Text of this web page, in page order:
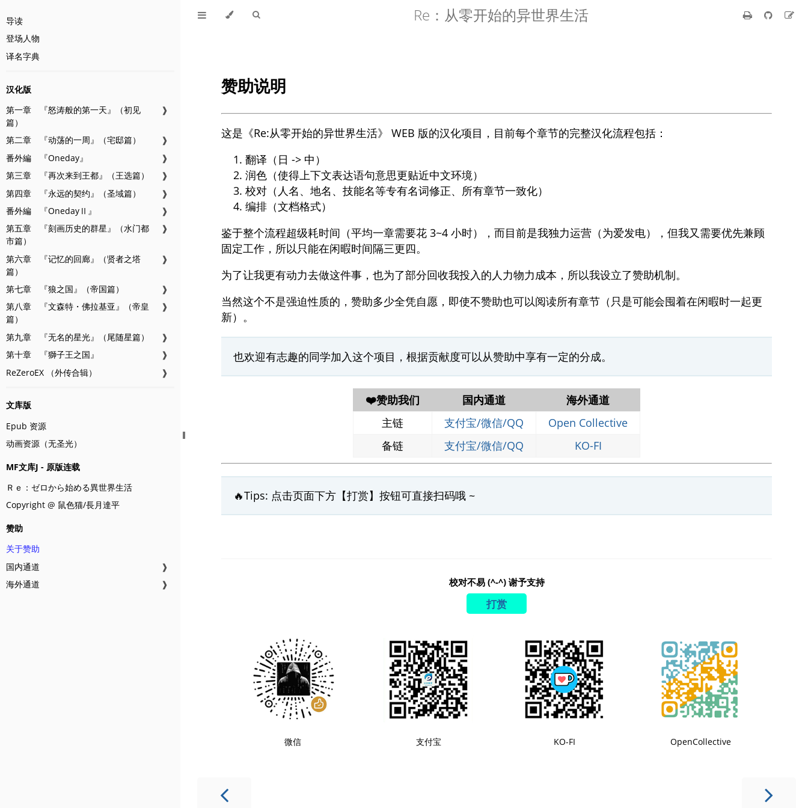
导读
登场人物
译名字典
汉化版
第一章 『怒涛般的第一天』（初见
篇）
❱
第二章 『动荡的一周』（宅邸篇）
❱
番外編 『Oneday』
❱
第三章 『再次来到王都』（王选篇）
❱
第四章 『永远的契约』（圣域篇）
❱
番外編 『OnedayⅡ』
❱
第五章 『刻画历史的群星』（水门都
市篇）
❱
第六章 『记忆的回廊』（贤者之塔
篇）
❱
第七章 『狼之国』（帝国篇）
❱
第八章 『文森特・佛拉基亚』（帝皇
篇）
❱
第九章 『无名的星光』（尾随星篇）
❱
第十章 『獅子王之国』
❱
ReZeroEX （外传合辑）
❱
文库版
Epub 资源
动画资源（无圣光）
MF文库J - 原版连载
Ｒｅ：ゼロから始める異世界生活
Copyright @ 鼠色猫/長月達平
赞助
关于赞助
国内通道
❱
海外通道
❱
Re：从零开始的异世界生活
赞助说明
这是《Re:从零开始的异世界生活》 WEB 版的汉化项目，目前每个章节的完整汉化流程包括：
翻译（日 -> 中）
润色（使得上下文表达语句意思更贴近中文环境）
校对（人名、地名、技能名等专有名词修正、所有章节一致化）
编排（文档格式）
鉴于整个流程超级耗时间（平均一章需要花 3~4 小时），而目前是我独力运营（为爱发电），但我又需要优先兼顾
固定工作，所以只能在闲暇时间隔三更四。
为了让我更有动力去做这件事，也为了部分回收我投入的人力物力成本，所以我设立了赞助机制。
当然这个不是强迫性质的，赞助多少全凭自愿，即使不赞助也可以阅读所有章节（只是可能会囤着在闲暇时一起更
新）。
也欢迎有志趣的同学加入这个项目，根据贡献度可以从赞助中享有一定的分成。
❤️赞助我们 国内通道
海外通道
主链
支付宝/微信/QQ
Open Collective
备链
支付宝/微信/QQ KO-FI
🔥Tips: 点击页面下方【打赏】按钮可直接扫码哦 ~
校对不易 (^-^) 谢予支持
打赏
微信 支付宝 KO-FI OpenCollective